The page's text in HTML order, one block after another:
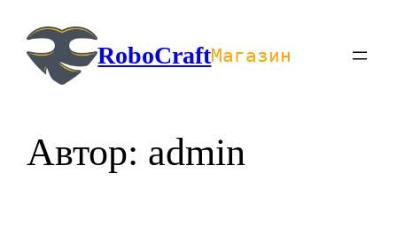
содержимомуRoboCraftМагазин
Автор: admin